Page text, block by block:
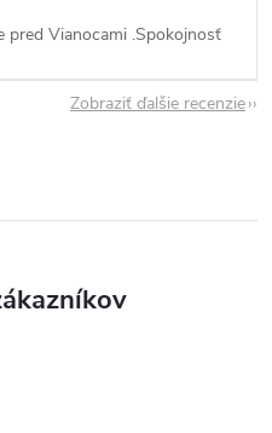
pred Vianocami .Spokojnosť
Zobraziť ďalšie recenzie